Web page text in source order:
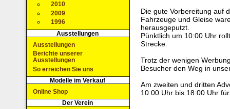
Die gute Vorbereitung auf
Fahrzeuge und Gleise
herausgeputzt.
Pünktlich um 10:00 Uhr
Strecke.
Trotz der wenigen
Besucher den Weg in
Am zweiten und dritten
10:00 Uhr bis 18:00 Uhr
2010
2009
1996
Ausstellungen
Ausstellungen
Berichte unserer
Ausstellungen
So erreichen Sie uns
Modelle im Verkauf
Online Shop
Der Verein